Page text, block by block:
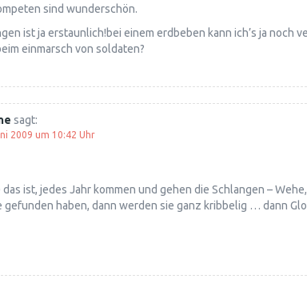
sind wunderschön.
ist ja erstaunlich!bei einem erdbeben kann ich’s ja noch
einmarsch von soldaten?
sagt:
2009 um 10:42 Uhr
ist, jedes Jahr kommen und gehen die Schlangen –
gefunden haben, dann werden sie ganz kribbelig … dann